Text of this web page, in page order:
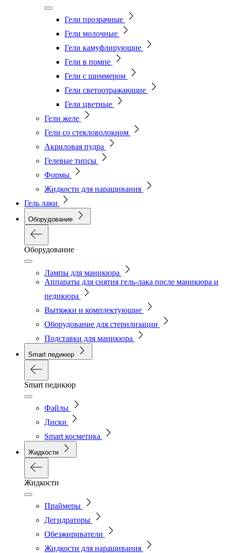
Гели прозрачные
Гели молочные
Гели камуфлирующие
Гели в помпе
Гели с шиммером
Гели светоотражающие
Гели цветные
Гели желе
Гели со стекловолокном
Акриловая пудра
Гелевые типсы
Формы
Жидкости для наращивания
Гель лаки
Оборудование
Оборудование
Лампы для маникюра
Аппараты для снятия гель-лака после маникюра и
педикюра
Вытяжки и комплектующие
Оборудование для стерилизации
Подставки для маникюра
Smart педикюр
Smart педикюр
Файлы
Диски
Smart косметика
Жидкости
Жидкости
Праймеры
Дегидраторы
Обезжириватели
Жидкости для наращивания